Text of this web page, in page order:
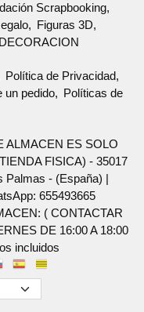
Scrapbooking
Figuras 3D
Política de Privacidad
un pedido
Políticas de
ALMACEN ES SOLO
FISICA) - 35017
Palmas - (España) |
655493665
( CONTACTAR
DE 16:00 A 18:00
incluidos